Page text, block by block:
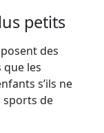
petits
des
que les
s’ils ne
sports de